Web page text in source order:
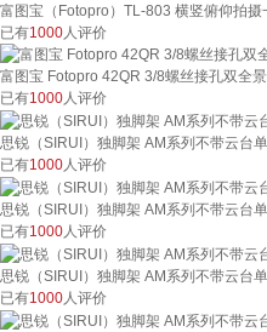
富图宝（Fotopro）TL-803 横竖俯仰拍
已有1000 人评价
富图宝 Fotopro 42QR 3/8螺丝接孔双全
已有1000人评价
思锐（SIRUI）独脚架 AM系列不带云台
已有1000人评价
思锐（SIRUI）独脚架 AM系列不带云台
已有1000人评价
思锐（SIRUI）独脚架 AM系列不带云台
已有1000人评价